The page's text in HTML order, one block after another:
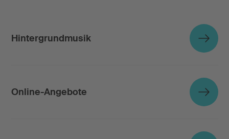
Hintergrundmusik
Online-Angebote